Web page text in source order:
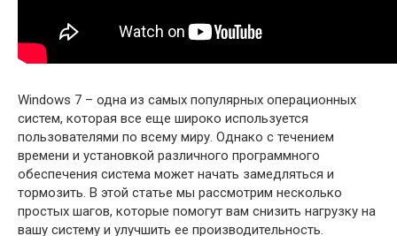
Windows 7 – одна из самых популярных операционных
систем, которая все еще широко используется
пользователями по всему миру. Однако с течением
времени и установкой различного программного
обеспечения система может начать замедляться и
тормозить. В этой статье мы рассмотрим несколько
простых шагов, которые помогут вам снизить нагрузку на
вашу систему и улучшить ее производительность.